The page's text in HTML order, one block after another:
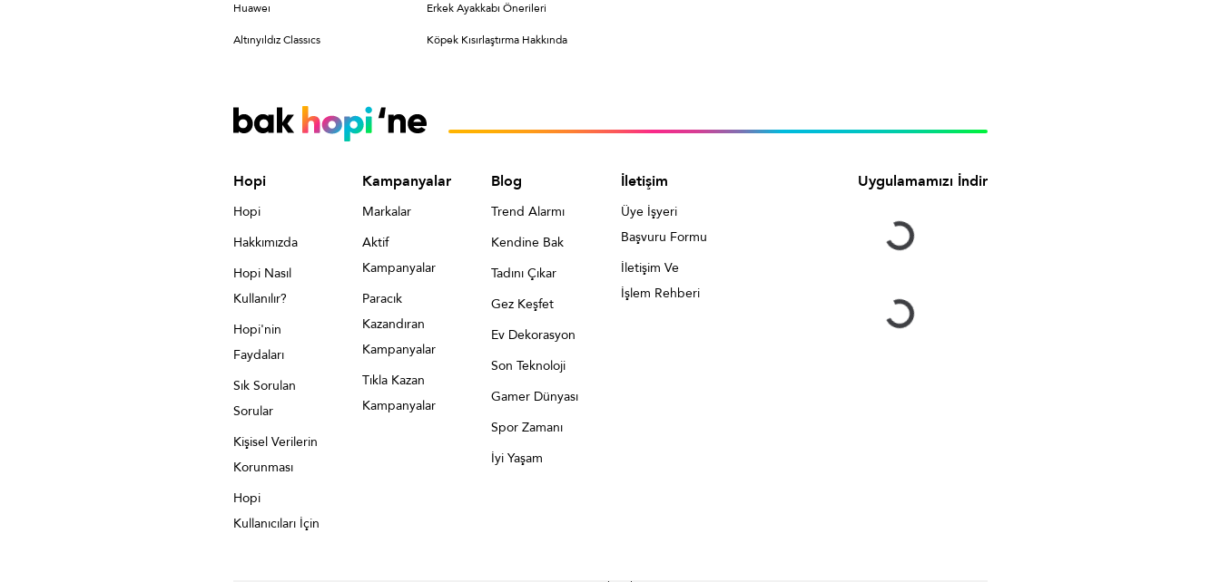
Huaweı
Altınyıldız Classıcs
Erkek Ayakkabı Önerileri
Köpek Kısırlaştırma Hakkında
Hopi
Hopi
Hakkımızda
Hopi Nasıl
Kullanılır?
Hopi'nin
Faydaları
Sık Sorulan
Sorular
Kişisel Verilerin
Korunması
Hopi
Kullanıcıları İçin
Kampanyalar
Markalar
Aktif
Kampanyalar
Paracık
Kazandıran
Kampanyalar
Tıkla Kazan
Kampanyalar
Blog
Trend Alarmı
Kendine Bak
Tadını Çıkar
Gez Keşfet
Ev Dekorasyon
Son Teknoloji
Gamer Dünyası
Spor Zamanı
İyi Yaşam
İletişim
Üye İşyeri
Başvuru Formu
İletişim Ve
İşlem Rehberi
Uygulamamızı İndir